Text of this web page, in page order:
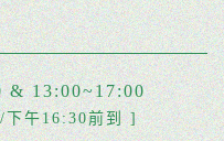
& 13:00~17:00
下午16:30前到 ]